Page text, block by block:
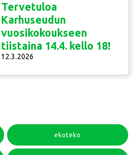
Tervetuloa
Karhuseudun
vuosikokoukseen
tiistaina 14.4. kello 18!
12.3.2026
ekoteko